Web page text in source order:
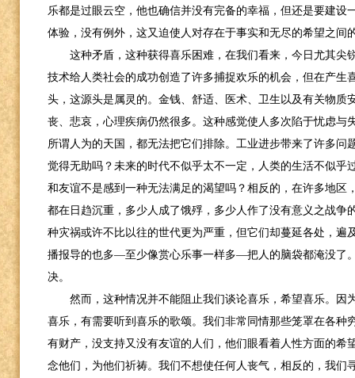
乐都是过眼云空，他也确信并没有完备的幸福，但还是要建设
体验，没有例外，这又迫使人对存在于事实和无尽的希望之间
这种矛盾，这种获得喜乐困难，在我们看来，今日尤其尖
技术给人类社会的成功创造了许多捕捉欢乐的机会，但在产生
头，这源头是属灵的。金钱、舒适、医术、卫生以及有关物质
丧、悲哀，心理疾病仍然很多。这种感觉使人多次陷于忧虑与
所谓人为的天国，都无法把它们排除。工业进步带来了许多问
觉得无助吗？未来的时代不似乎太不一定，人类的生活不似乎
和友谊不是感到一种无法满足的渴望吗？相反的，在许多地区
都在日趋沉重，多少人成了饿殍，多少人作了没有意义之战争
种灾祸或许不比以往的世代更为严重，但它们却蔓延各处，遍
播报导的也多—至少像赏心乐事一样多—把人的脑袋都淹没了
决。
然而，这种情况并不能阻止我们谈论喜乐，希望喜乐。因
喜乐，有需要听到喜乐的歌颂。我们非常同情那些笼罩在各种
有财产，没支持又没有友谊的人们，他们眼看着人性方面的希
念他们，为他们祈祷。我们不想使任何人丧气，相反的，我们